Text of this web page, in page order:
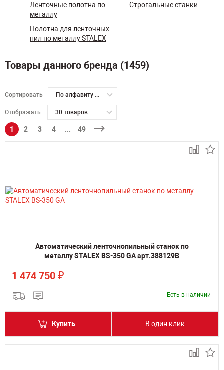
Ленточные полотна по
металлу
Полотна для ленточных
пил по металлу STALEX
Строгальные станки
Товары данного бренда (1459)
Сортировать По алфавиту А-Я
Отображать 30 товаров
1 2 3 4 ... 49
Автоматический ленточнопильный станок по
металлу STALEX BS-350 GA арт.388129B
1 474 750 ₽
Есть в наличии
Купить В один клик